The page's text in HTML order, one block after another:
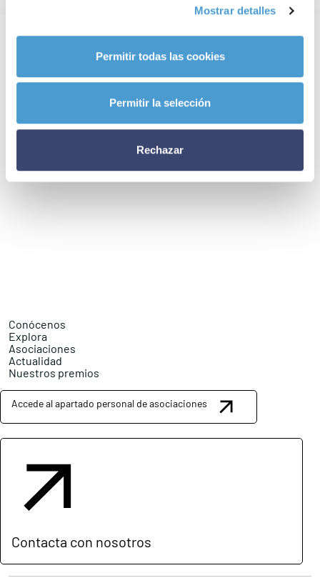
Mostrar detalles
Permitir todas las cookies
Permitir la selección
Rechazar
Conócenos
Explora
Asociaciones
Actualidad
Nuestros premios
Accede al apartado personal de asociaciones
Contacta con nosotros